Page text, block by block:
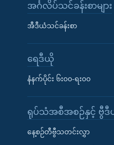
အင်္ဂလိပ်သင်ခန်းစာများ
အီဒီယံသင်ခန်းစာ
ရေဒီယို
နံနက်ပိုင်း ၆း၀၀-ရး၀၀
ရုပ်သံအစီအစဉ်နှင့် ဗွီဒီ
နေ့စဉ်တီဗွီသတင်းလွှာ